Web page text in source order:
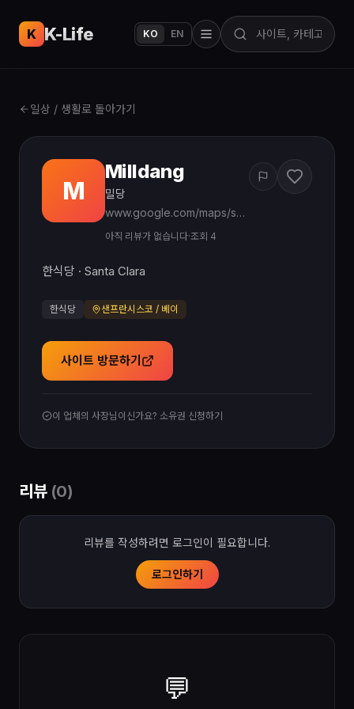
K K-Life KO EN
일상 / 생활로 돌아가기
M
Milldang
밀당
www.google.com/maps/search/?api=1&query=Milldang%20Korean%20Bakery%20Santa%20Clara%20CA
아직 리뷰가 없습니다·조회 4
한식당 · Santa Clara
한식당 샌프란시스코 / 베이
사이트 방문하기
이 업체의 사장님이신가요? 소유권 신청하기
리뷰 (0)
리뷰를 작성하려면 로그인이 필요합니다.
로그인하기
💬